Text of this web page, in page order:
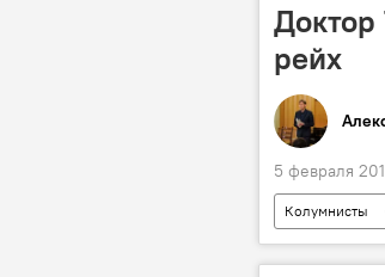
рейх
5 февраля
Колумнисты